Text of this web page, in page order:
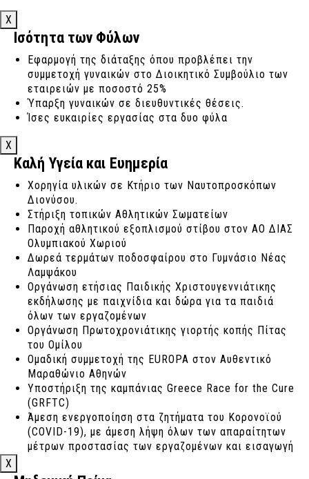
X
Ισότητα των Φύλων
Εφαρμογή της διάταξης όπου προβλέπει την
συμμετοχή γυναικών στο Διοικητικό Συμβούλιο των
εταιρειών με ποσοστό 25%
Ύπαρξη γυναικών σε διευθυντικές θέσεις.
Ίσες ευκαιρίες εργασίας στα δυο φύλα
X
Καλή Υγεία και Ευημερία
Χορηγία υλικών σε Κτήριο των Ναυτοπροσκόπων
Διονύσου.
Στήριξη τοπικών Αθλητικών Σωματείων
Παροχή αθλητικού εξοπλισμού στίβου στον ΑΟ ΔΙΑΣ
Ολυμπιακού Χωριού
Δωρεά τερμάτων ποδοσφαίρου στο Γυμνάσιο Νέας
Λαμψάκου
Οργάνωση ετήσιας Παιδικής Χριστουγεννιάτικης
εκδήλωσης με παιχνίδια και δώρα για τα παιδιά
όλων των εργαζομένων
Οργάνωση Πρωτοχρονιάτικης γιορτής κοπής Πίτας
του Ομίλου
Ομαδική συμμετοχή της EUROPA στον Αυθεντικό
Μαραθώνιο Αθηνών
Υποστήριξη της καμπάνιας Greece Race for the Cure
(GRFTC)
Άμεση ενεργοποίηση στα ζητήματα του Κορονοϊού
(COVID-19), με άμεση λήψη όλων των απαραίτητων
μέτρων προστασίας των εργαζομένων και εισαγωγή
Χορηγία στην Elite Ακαδημία Ποδοσφαίρου του ΟΦΗ
X